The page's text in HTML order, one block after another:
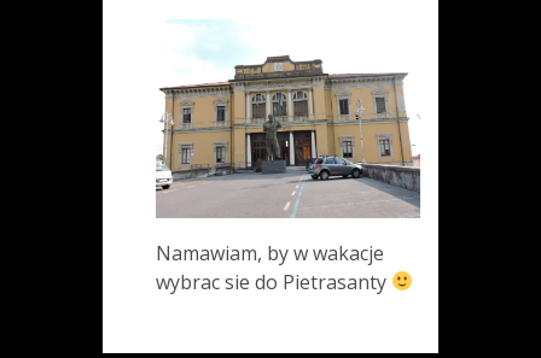
Namawiam, by w wakacje
wybrac sie do Pietrasanty